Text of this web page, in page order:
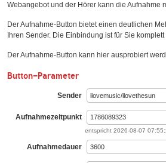
Webangebot und der Hörer kann die Aufnahme
Der Aufnahme-Button bietet einen deutlichen
Ihren Sender. Die Einbindung ist für Sie
Der Aufnahme-Button kann hier ausprobiert
Button-Parameter
Sender
Aufnahmezeitpunkt
entspricht 2026-08-07
Aufnahmedauer